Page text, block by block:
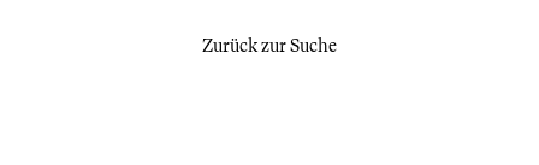
Zurück zur Suche